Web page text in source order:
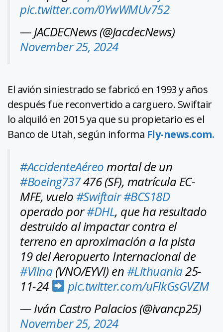
pic.twitter.com/0YwWMUv752
— JACDECNews (@JacdecNews)
November 25, 2024
El avión siniestrado se fabricó en 1993 y años
después fue reconvertido a carguero. Swiftair
lo alquiló en 2015 ya que su propietario es el
Banco de Utah, según informa Fly-news.com.
#AccidenteAéreomortal de un
#Boeing737476 (SF), matrícula EC-
MFE, vuelo#Swiftair#BCS18D
operado por#DHL, que ha resultado
destruido al impactar contra el
terreno en aproximación a la pista
19 del Aeropuerto Internacional de
#Vilna (VNO/EYVI) en#Lithuania25-
11-24
pic.twitter.com/uFIkGsGVZM
— Iván Castro Palacios (@ivancp25)
November 25, 2024